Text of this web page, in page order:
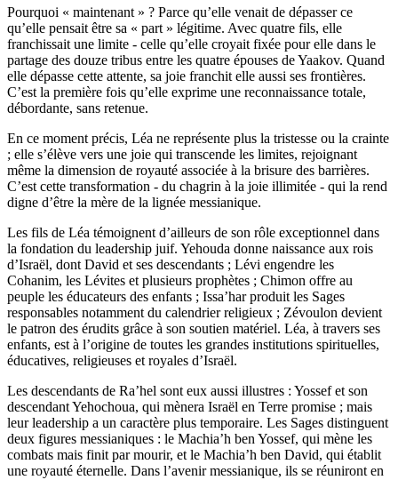
Pourquoi « maintenant » ? Parce qu’elle venait de dépasser ce
qu’elle pensait être sa « part » légitime. Avec quatre fils, elle
franchissait une limite - celle qu’elle croyait fixée pour elle dans le
partage des douze tribus entre les quatre épouses de Yaakov. Quand
elle dépasse cette attente, sa joie franchit elle aussi ses frontières.
C’est la première fois qu’elle exprime une reconnaissance totale,
débordante, sans retenue.
En ce moment précis, Léa ne représente plus la tristesse ou la crainte
; elle s’élève vers une joie qui transcende les limites, rejoignant
même la dimension de royauté associée à la brisure des barrières.
C’est cette transformation - du chagrin à la joie illimitée - qui la rend
digne d’être la mère de la lignée messianique.
Les fils de Léa témoignent d’ailleurs de son rôle exceptionnel dans
la fondation du leadership juif. Yehouda donne naissance aux rois
d’Israël, dont David et ses descendants ; Lévi engendre les
Cohanim, les Lévites et plusieurs prophètes ; Chimon offre au
peuple les éducateurs des enfants ; Issa’har produit les Sages
responsables notamment du calendrier religieux ; Zévoulon devient
le patron des érudits grâce à son soutien matériel. Léa, à travers ses
enfants, est à l’origine de toutes les grandes institutions spirituelles,
éducatives, religieuses et royales d’Israël.
Les descendants de Ra’hel sont eux aussi illustres : Yossef et son
descendant Yehochoua, qui mènera Israël en Terre promise ; mais
leur leadership a un caractère plus temporaire. Les Sages distinguent
deux figures messianiques : le Machia’h ben Yossef, qui mène les
combats mais finit par mourir, et le Machia’h ben David, qui établit
une royauté éternelle. Dans l’avenir messianique, ils se réuniront en